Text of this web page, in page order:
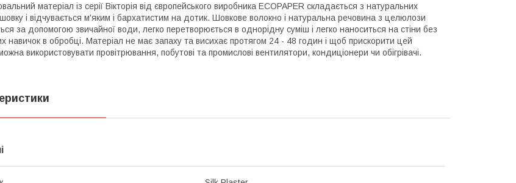
матеріал із серії Вікторія від європейського виробника ECOPAPER складається з натуральних
і відчувається м'яким і бархатистим на дотик. Шовкове волокно і натуральна речовина з целюлози
за допомогою звичайної води, легко перетворюється в однорідну суміш і легко наноситься на стіни без
навичок в обробці. Матеріал не має запаху та висихає протягом 24 - 48 годин і щоб прискорити цей
використовувати провітрювання, побутові та промислові вентилятори, кондиціонери чи обігрівачі.